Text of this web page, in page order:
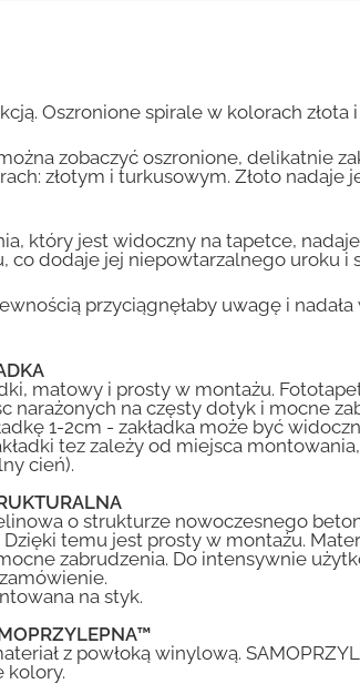
Oszronione spirale w kolorach
zobaczyć oszronione, delikatnie
złotym i turkusowym. Złoto
który jest widoczny na tapetce,
co dodaje jej niepowtarzalnego uroku
przyciągnęłaby uwagę i
matowy i prosty w montażu.
narażonych na częsty dotyk i mocne
1-2cm - zakładka może być
tez zależy od miejsca
cień).
o strukturze nowoczesnego
temu jest prosty w montażu.
zabrudzenia. Do intensywnie
na styk.
z powłoką winylową.
kolory.